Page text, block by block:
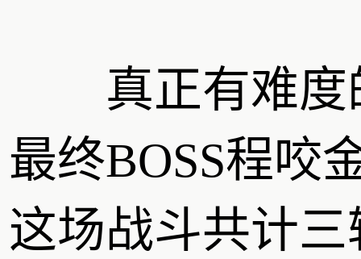
真正有难度
最终BOSS程咬
这场战斗共计三